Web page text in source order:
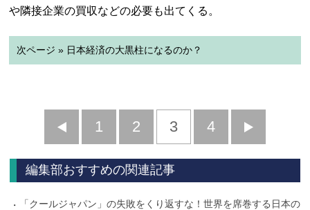
や隣接企業の買収などの必要も出てくる。
次ページ » 日本経済の大黒柱になるのか？
前
へ
1 2 3 4
へ
編集部おすすめの関連記事
「クールジャパン」の失敗をくり返すな！世界を席巻する日本の